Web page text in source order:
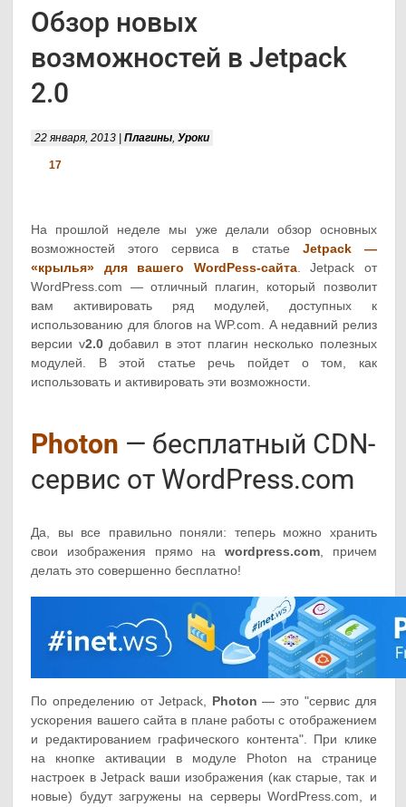
Обзор новых
возможностей в Jetpack
2.0
22 января, 2013 |Плагины,Уроки
17
На прошлой неделе мы уже делали обзор основных
возможностей этого сервиса в статье Jetpack —
«крылья» для вашего WordPess-сайта. Jetpack от
WordPress.com — отличный плагин, который позволит
вам активировать ряд модулей, доступных к
использованию для блогов на WP.com. А недавний релиз
версии v2.0добавил в этот плагин несколько полезных
модулей. В этой статье речь пойдет о том, как
использовать и активировать эти возможности.
Photon — бесплатный CDN-
сервис от WordPress.com
Да, вы все правильно поняли: теперь можно хранить
свои изображения прямо на wordpress.com, причем
делать это совершенно бесплатно!
По определению от Jetpack, Photon — это "сервис для
ускорения вашего сайта в плане работы с отображением
и редактированием графического контента". При клике
на кнопке активации в модуле Photon на странице
настроек в Jetpack ваши изображения (как старые, так и
новые) будут загружены на серверы WordPress.com, и